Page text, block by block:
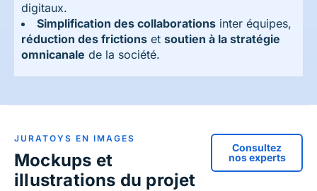
digitaux.
Simplification des collaborations inter équipes,
réduction des frictions et soutien à la stratégie
omnicanale de la société.
JURATOYS EN IMAGES
Mockups et
illustrations du projet
Consultez
nos experts